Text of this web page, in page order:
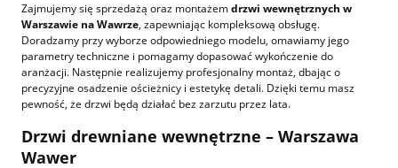
Zajmujemy się sprzedażą oraz montażemdrzwi wewnętrznych w
Warszawie na Wawrze, zapewniając kompleksową obsługę.
Doradzamy przy wyborze odpowiedniego modelu, omawiamy jego
parametry techniczne i pomagamy dopasować wykończenie do
aranżacji. Następnie realizujemy profesjonalny montaż, dbając o
precyzyjne osadzenie ościeżnicy i estetykę detali. Dzięki temu masz
pewność, że drzwi będą działać bez zarzutu przez lata.
Drzwi drewniane wewnętrzne – Warszawa
Wawer